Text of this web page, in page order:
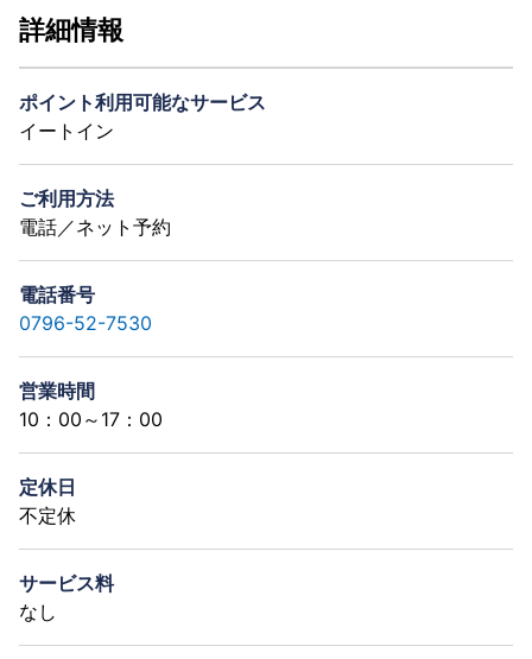
詳細情報
ポイント利用可能なサービス
イートイン
ご利用方法
電話／ネット予約
電話番号
0796-52-7530
営業時間
10：00～17：00
定休日
不定休
サービス料
なし